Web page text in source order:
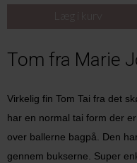
Tom fra Marie
Virkelig fin Tom Tai fra det
har en normal tai form der
over ballerne bagpå. Den
gennem bukserne. Super